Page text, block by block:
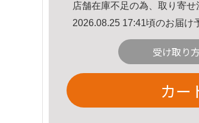
店舗在庫不足の為、取り寄せ
2026.08.25 17:41頃のお届け
受け取り
カー